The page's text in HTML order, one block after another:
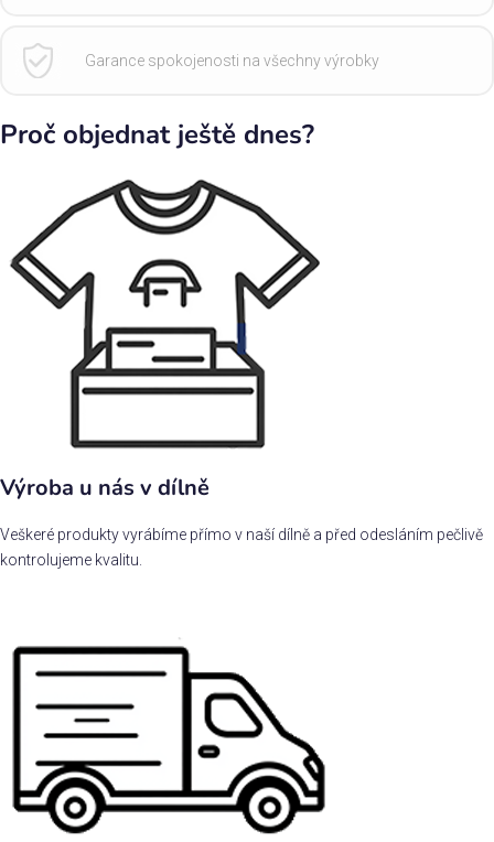
Garance spokojenosti na všechny výrobky
Proč objednat ještě dnes?
Výroba u nás v dílně
Veškeré produkty vyrábíme přímo v naší dílně a před odesláním pečlivě
kontrolujeme kvalitu.